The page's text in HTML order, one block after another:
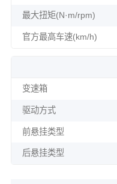
最大扭矩(N·m/rpm)
官方最高车速(km/h)
变速箱
驱动方式
前悬挂类型
后悬挂类型